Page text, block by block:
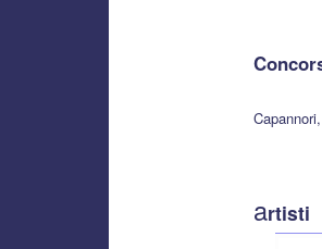
artisti